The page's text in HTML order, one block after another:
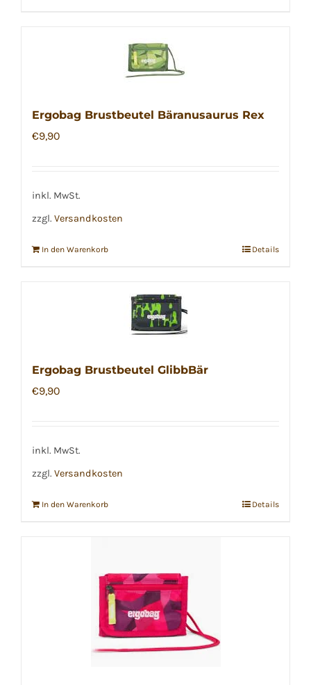
Ergobag Brustbeutel Bäranusaurus Rex
€9,90
inkl. MwSt.
zzgl. Versandkosten
In den Warenkorb Details
Ergobag Brustbeutel GlibbBär
€9,90
inkl. MwSt.
zzgl. Versandkosten
In den Warenkorb Details